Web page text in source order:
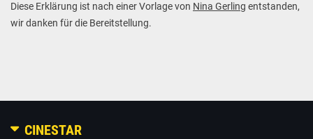
Diese Erklärung ist nach einer Vorlage von Nina Gerling entstanden,
wir danken für die Bereitstellung.
CINESTAR